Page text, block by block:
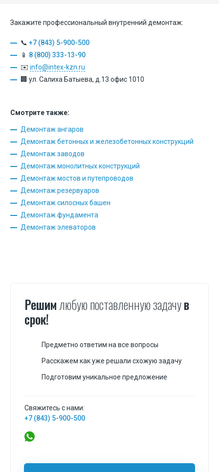
Закажите профессиональный внутренний демонтаж:
📞 +7 (843) 5-900-500
📱 8 (800) 333-13-90
✉️ info@intex-kzn.ru
🏢 ул. Салиха Батыева, д.13 офис 1010
Смотрите также:
Демонтаж ангаров
Демонтаж бетонных и железобетонных конструкций
Демонтаж заводов
Демонтаж монолитных конструкций
Демонтаж мостов и путепроводов
Демонтаж резервуаров
Демонтаж силосных башен
Демонтаж фундамента
Демонтаж элеваторов
Решимлюбую поставленную задачув
срок!
Предметно ответим на все вопросы
Расскажем как уже решали схожую задачу
Подготовим уникальное предложение
Свяжитесь с нами:
+7 (843) 5-900-500